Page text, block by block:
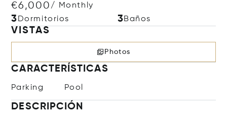
€6,000/ Monthly
3 Dormitorios 3Baños
VISTAS
Photos
CARACTERÍSTICAS
Parking Pool
DESCRIPCIÓN